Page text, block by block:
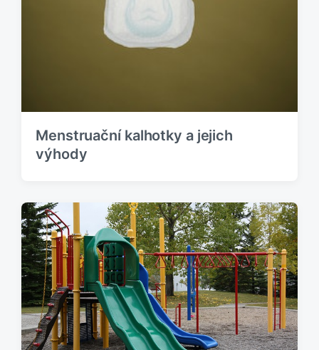
Menstruační kalhotky a jejich
výhody